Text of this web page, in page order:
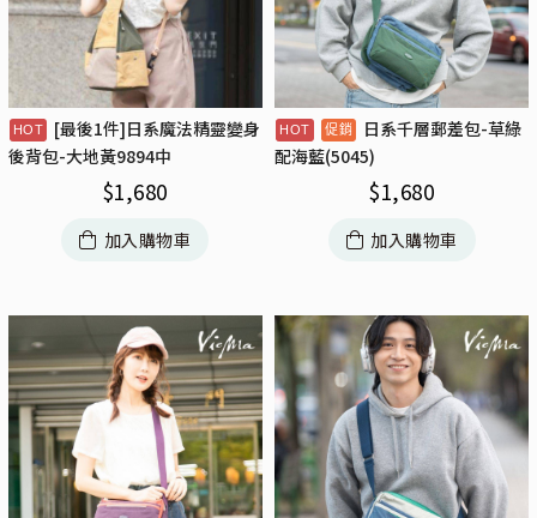
[最後1件]日系魔法精靈變身
後背包-大地黃9894中
$1,680
加入購物車
日系千層郵差包-草綠
配海藍(5045)
$1,680
加入購物車